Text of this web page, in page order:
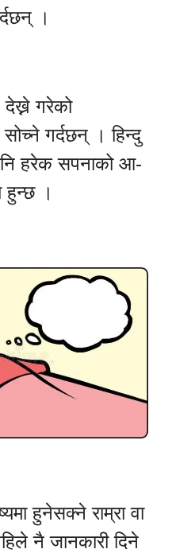
।
गरेको
गर्दछन् । हिन्दु
हरेक सपनाको आ-
।
हुनेसक्ने राम्रा वा
नै जानकारी दिने